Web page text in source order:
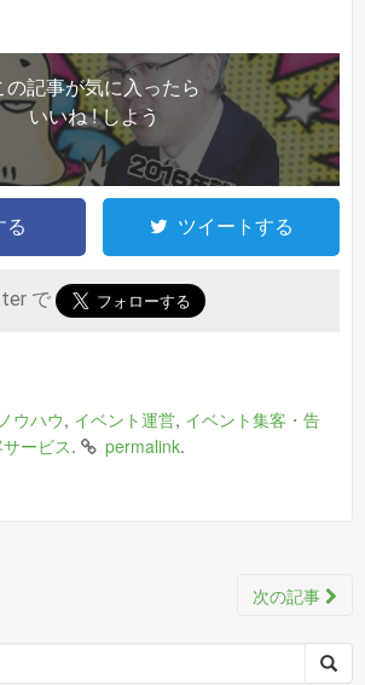
の記事が気に入ったら
いいね ! しよう
る ツイートする
で
ウハウ, イベント運営, イベント集客・告
ービス. permalink.
次の記事